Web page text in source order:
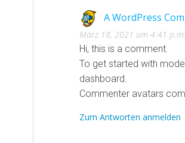
A WordPress
März 18, 2021 um 4:41
Hi, this is a comment.
To get started with
dashboard.
Commenter avatars
Zum Antworten anmelden